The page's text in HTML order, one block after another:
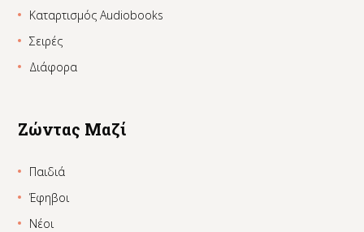
Καταρτισμός Audiobooks
Σειρές
Διάφορα
Ζώντας Μαζί
Παιδιά
Έφηβοι
Νέοι